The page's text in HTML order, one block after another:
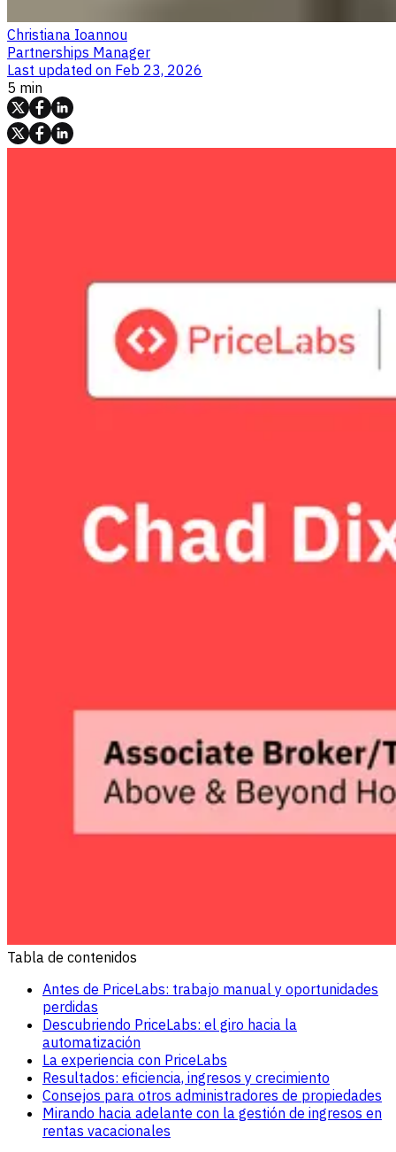
Christiana Ioannou
Partnerships Manager
Last updated on Feb 23, 2026
5 min
Tabla de contenidos
Antes de PriceLabs: trabajo manual y oportunidades
perdidas
Descubriendo PriceLabs: el giro hacia la
automatización
La experiencia con PriceLabs
Resultados: eficiencia, ingresos y crecimiento
Consejos para otros administradores de propiedades
Mirando hacia adelante con la gestión de ingresos en
rentas vacacionales